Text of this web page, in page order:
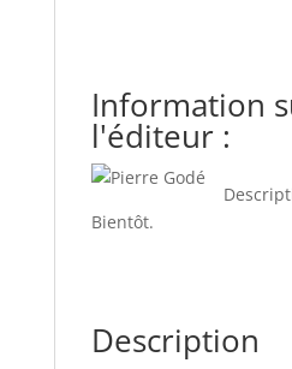
Information
l'éditeur :
Bientôt.
Description